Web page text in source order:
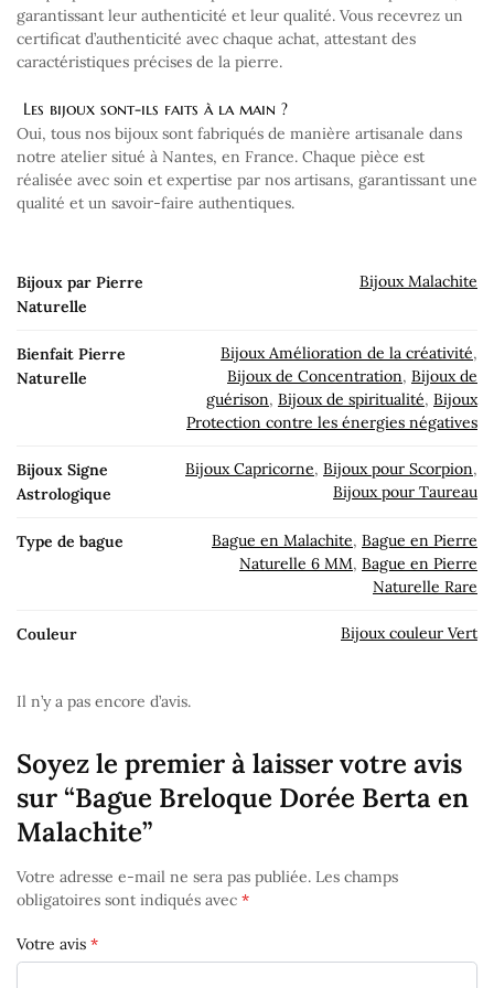
garantissant leur authenticité et leur qualité. Vous recevrez un
certificat d’authenticité avec chaque achat, attestant des
caractéristiques précises de la pierre.
Les bijoux sont-ils faits à la main ?
Oui, tous nos bijoux sont fabriqués de manière artisanale dans
notre atelier situé à Nantes, en France. Chaque pièce est
réalisée avec soin et expertise par nos artisans, garantissant une
qualité et un savoir-faire authentiques.
Bijoux par Pierre
Naturelle
Bijoux Malachite
Bienfait Pierre
Naturelle
Bijoux Amélioration de la créativité,
Bijoux de Concentration, Bijoux de
guérison, Bijoux de spiritualité, Bijoux
Protection contre les énergies négatives
Bijoux Signe
Astrologique
Bijoux Capricorne, Bijoux pour Scorpion,
Bijoux pour Taureau
Type de bague Bague en Malachite, Bague en Pierre
Naturelle 6 MM, Bague en Pierre
Naturelle Rare
Couleur Bijoux couleur Vert
Il n’y a pas encore d’avis.
Soyez le premier à laisser votre avis
sur “Bague Breloque Dorée Berta en
Malachite”
Votre adresse e-mail ne sera pas publiée. Les champs
obligatoires sont indiqués avec *
Votre avis *